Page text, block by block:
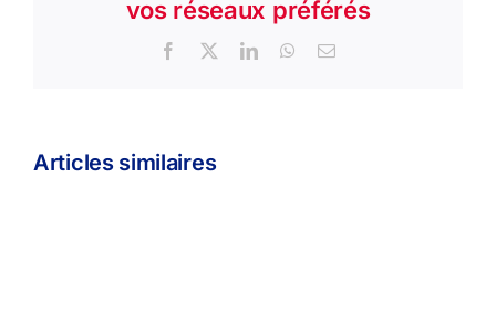
vos réseaux préférés
Facebook
X LinkedInWhatsApp
Email
Articles similaires